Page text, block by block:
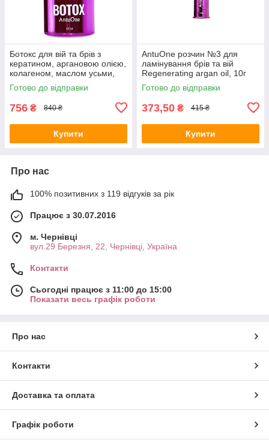
Ботокс для вій та брів з
кератином, аргановою олією,
колагеном, маслом усьми,
AntuOne WOW BTX, 15 мл
Готово до відправки
756 ₴ 840 ₴
Купити
AntuOne розчин №3 для
ламінування брів та вій
Regenerating argan oil, 10г
Готово до відправки
373,50 ₴ 415 ₴
Купити
Про нас
100% позитивних з 119 відгуків за рік
Працює з 30.07.2016
м. Чернівці
вул.29 Березня, 22, Чернівці, Україна
Контакти
Сьогодні працює з 11:00 до 15:00
Показати весь графік роботи
Про нас
Контакти
Доставка та оплата
Графік роботи